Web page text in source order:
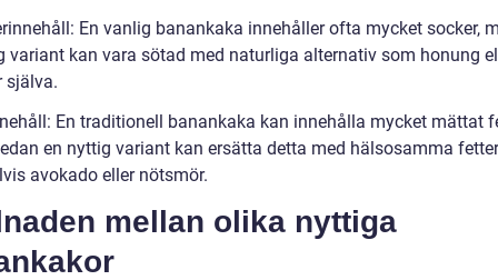
En vanlig banankaka innehåller ofta mycket socker,
variant kan vara sötad med naturliga alternativ som honung
själva.
En traditionell banankaka kan innehålla mycket mättat
en nyttig variant kan ersätta detta med hälsosamma
avokado eller nötsmör.
mellan olika nyttiga